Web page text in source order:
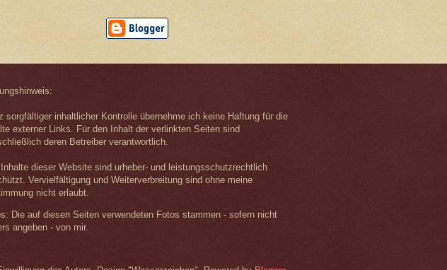
sorgfältiger inhaltlicher Kontrolle übernehme ich keine Haftung für die
externer Links. Für den Inhalt der verlinkten Seiten sind
deren Betreiber verantwortlich.
dieser Website sind urheber- und leistungsschutzrechtlich
Vervielfältigung und Weiterverbreitung sind ohne meine
nicht erlaubt.
Die auf diesen Seiten verwendeten Fotos stammen - sofern nicht
angeben - von mir.